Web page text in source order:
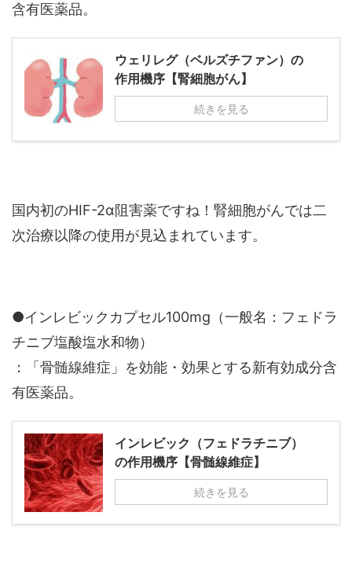
含有医薬品。
ウェリレグ（ベルズチファン）の
作用機序【腎細胞がん】
続きを見る
国内初のHIF-2α阻害薬ですね！腎細胞がんでは二
次治療以降の使用が見込まれています。
●インレビックカプセル100mg（一般名：フェドラ
チニブ塩酸塩水和物）
：「骨髄線維症」を効能・効果とする新有効成分含
有医薬品。
インレビック（フェドラチニブ）
の作用機序【骨髄線維症】
続きを見る